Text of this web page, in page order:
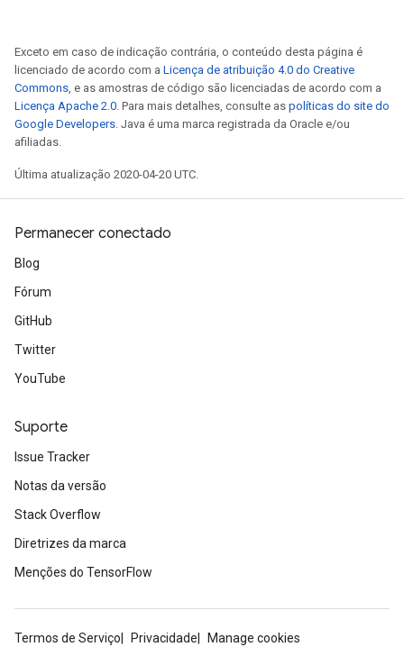
Exceto em caso de indicação contrária, o conteúdo desta página é
licenciado de acordo com a Licença de atribuição 4.0 do Creative
Commons, e as amostras de código são licenciadas de acordo com a
Licença Apache 2.0. Para mais detalhes, consulte as políticas do site do
Google Developers. Java é uma marca registrada da Oracle e/ou
afiliadas.
Última atualização 2020-04-20 UTC.
Permanecer conectado
Blog
Fórum
GitHub
Twitter
YouTube
Suporte
Issue Tracker
Notas da versão
Stack Overflow
Diretrizes da marca
Menções do TensorFlow
Termos de Serviço Privacidade Manage cookies